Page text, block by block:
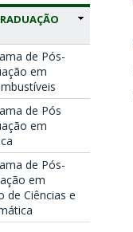
de Pós-
em
de Pós
em
de Pós-
em
de Ciências e